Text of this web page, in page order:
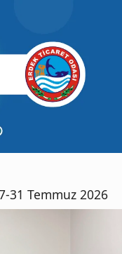
31 Temmuz 2026